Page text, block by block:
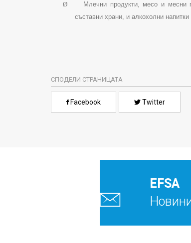
Ø Млечни продукти, месо и месни
съставни храни, и алкохолни напитки
СПОДЕЛИ СТРАНИЦАТА
Facebook Twitter
EFSA